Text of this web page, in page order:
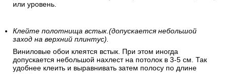
Проведите на стене строго вертикальную линию, которая
или уровень.
Клейте полотнища встык.(допускается небольшой
заход на верхний плинтус).